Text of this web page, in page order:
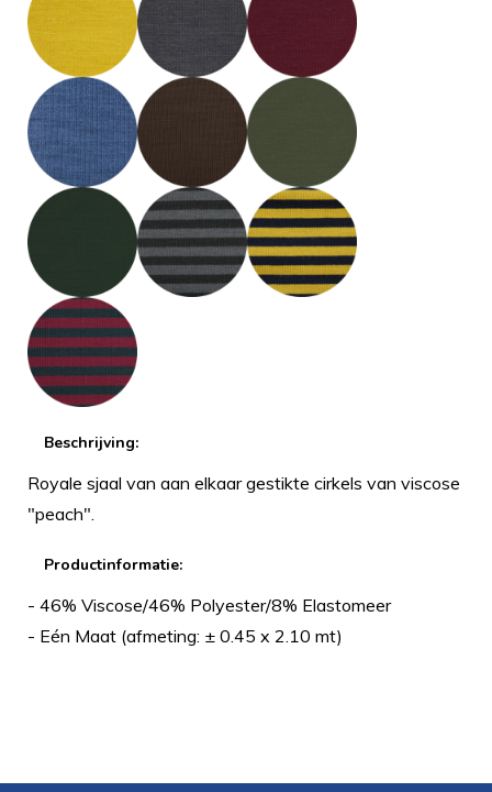
Beschrijving:
Royale sjaal van aan elkaar gestikte cirkels van viscose
"peach".
Productinformatie:
- 46% Viscose/46% Polyester/8% Elastomeer
- Eén Maat (afmeting: ± 0.45 x 2.10 mt)